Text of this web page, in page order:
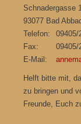
Schnadergasse
93077 Bad
Telefon:
09405/
Fax:
09405/
E-Mail:
Helft bitte mit,
zu bringen und
Freunde, Euch